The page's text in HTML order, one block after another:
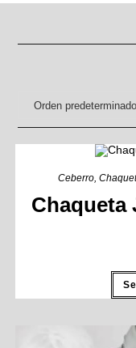
Ceberro,
Chaqueta